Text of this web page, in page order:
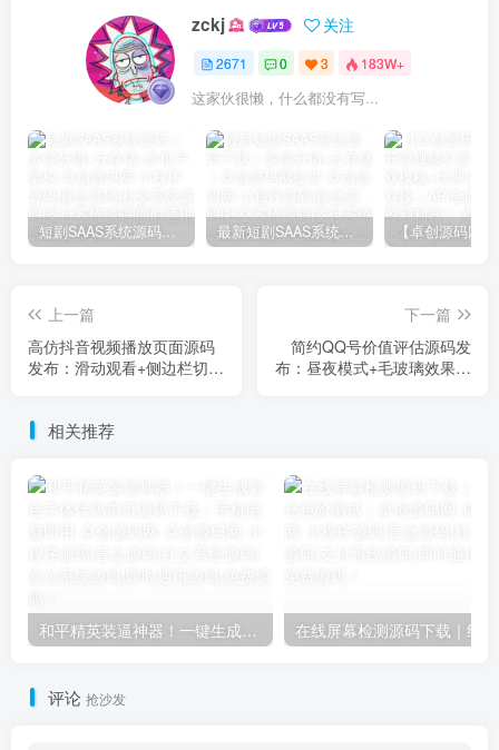
zckj 关注
2671 0 3 183W+
这家伙很懒，什么都没有写...
短剧SAAS系统源码｜多端分销+云存储+多租户架构 最新短剧SAAS系统源码下载｜多端分销+云存储｜卓创源码网提供
上一篇
高仿抖音视频播放页面源码
发布：滑动观看+侧边栏切换
下一篇
简约QQ号价值评估源码发
布：昼夜模式+毛玻璃效果｜
相关推荐
和平精英装逼神器！一键生成彩色字体代码单页源码下载｜手机电脑即用-卓创源码网
评论 抢沙发